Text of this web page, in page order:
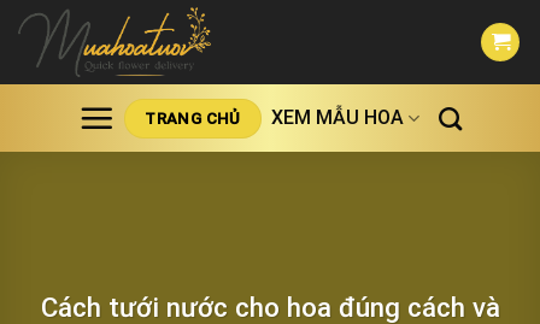
Skip
content
TRANG CHỦ XEM MẪU HOA
Cách tưới nước cho hoa đúng cách và